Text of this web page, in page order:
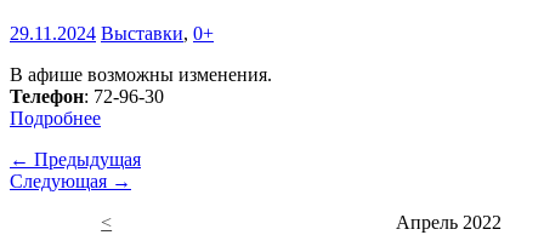
29.11.2024 Выставки, 0+
В афише возможны изменения.
Телефон: 72-96-30
Подробнее
← Предыдущая
Следующая →
<
Апрель 2022